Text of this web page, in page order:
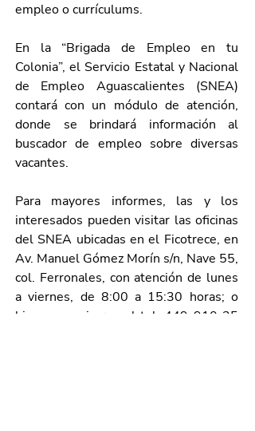
empleo o currículums.
En la “Brigada de Empleo en tu
Colonia”, el Servicio Estatal y Nacional
de Empleo Aguascalientes (SNEA)
contará con un módulo de atención,
donde se brindará información al
buscador de empleo sobre diversas
vacantes.
Para mayores informes, las y los
interesados pueden visitar las oficinas
del SNEA ubicadas en el Ficotrece, en
Av. Manuel Gómez Morín s/n, Nave 55,
col. Ferronales, con atención de lunes
a viernes, de 8:00 a 15:30 horas; o
bien, comunicarse al tel. 449 910 25